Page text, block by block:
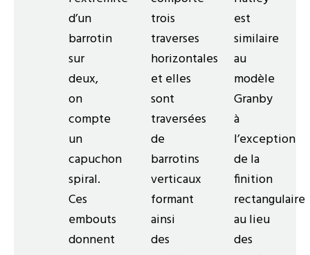
d’un
barrotin
sur
deux,
on
compte
un
capuchon
spiral.
Ces
embouts
donnent
trois
traverses
horizontales
et elles
sont
traversées
de
barrotins
verticaux
formant
ainsi
des
est
similaire
au
modèle
Granby
à
l’exception
de la
finition
rectangulaire
au lieu
des